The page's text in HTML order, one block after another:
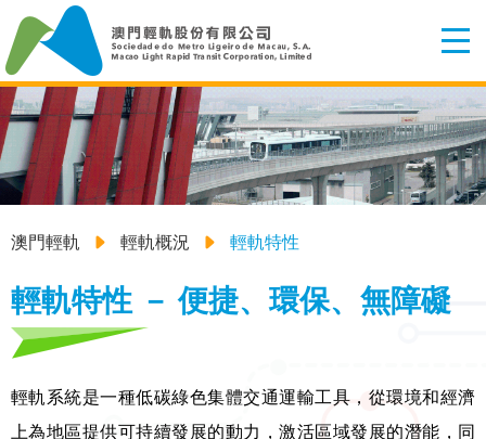
澳門輕軌 輕軌概況 輕軌特性
輕軌特性 － 便捷、環保、無障礙
輕軌系統是一種低碳綠色集體交通運輸工具，從環境和經濟
上為地區提供可持續發展的動力，激活區域發展的潛能，同